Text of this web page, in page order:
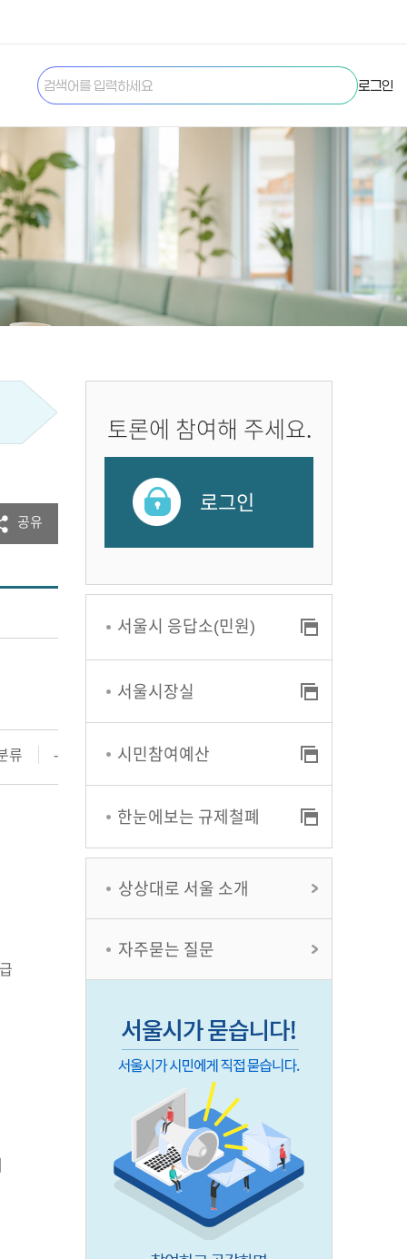
로그인
공유
류 -
토론에 참여해 주세요.
로그인
서울시 응답소(민원)
서울시장실
시민참여예산
한눈에보는 규제철폐
상상대로 서울 소개
자주묻는 질문